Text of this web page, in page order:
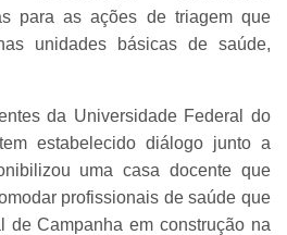
para as ações de triagem que
unidades básicas de saúde,
da Universidade Federal do
estabelecido diálogo junto a
uma casa docente que
profissionais de saúde que
de Campanha em construção na